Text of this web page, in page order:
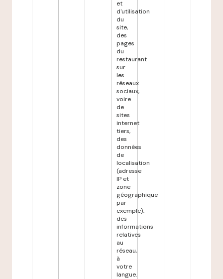
et
d'utilisation
du
site,
des
pages
du
restaurant
sur
les
réseaux
sociaux,
voire
de
sites
internet
tiers,
des
données
de
localisation
(adresse
IP et
zone
géographique
par
exemple),
des
informations
relatives
au
réseau,
à
votre
langue.